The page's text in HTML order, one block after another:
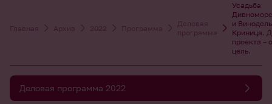
Главная Архив 2022 Программа
Деловая
программа
Усадьба
и
Криница.
проекта –
цель.
Деловая программа 2022